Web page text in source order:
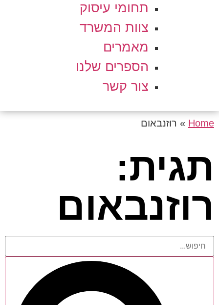
תחומי עיסוק
צוות המשרד
מאמרים
הספרים שלנו
צור קשר
Home
» רוזנבאום
תגית:
רוזנבאום